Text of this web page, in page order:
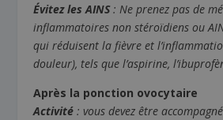
Évitez les AINS: Ne prenez pas de
inflammatoires non stéroïdiens ou
qui réduisent la fièvre et
douleur), tels que l’aspirine,
Après la ponction ovocytaire
Activité: vous devez être